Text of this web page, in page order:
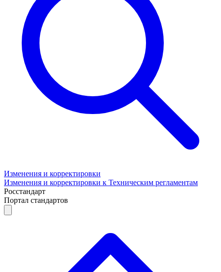
Изменения и корректировки
Изменения и корректировки к Техническим регламентам
Росстандарт
Портал стандартов